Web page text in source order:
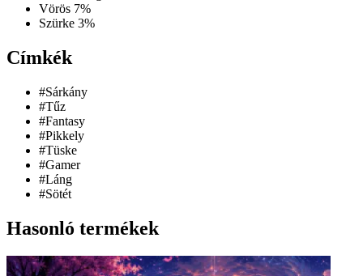
Vörös 7%
Szürke 3%
Címkék
#Sárkány
#Tűz
#Fantasy
#Pikkely
#Tüske
#Gamer
#Láng
#Sötét
Hasonló termékek